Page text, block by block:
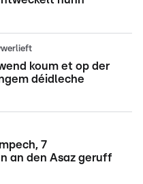
koum et op der
déidleche
7
an den Asaz geruff